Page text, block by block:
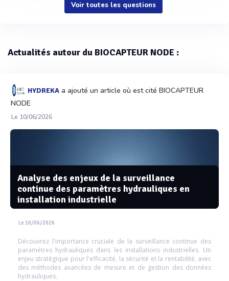
Voir toutes les questions
Actualités autour du BIOCAPTEUR NODE :
HYDREKA a ajouté un article où est cité BIOCAPTEUR
NODE
Le 10/06/2026
Analyse des enjeux de la surveillance
continue des paramètres hydrauliques en
installation industrielle
Le 10/06/2026
Découvrez l'importance cruciale de la surveillance continue des
paramètres hydrauliques dans les installations industrielles. Un
enjeu stratégique pour l'efficacité, la sécurité et la rentabilité, avec
des méthodes avancées de mesure et de gestion des données
hydrauliques.